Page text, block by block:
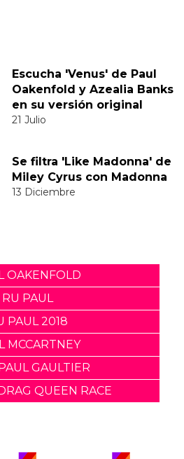
Escucha 'Venus' de Paul
Oakenfold y Azealia Banks
en su versión original
21 Julio
Se filtra 'Like Madonna' de
Miley Cyrus con Madonna
13 Diciembre
OAKENFOLD
RU PAUL
PAUL 2018
MCCARTNEY
GAULTIER
QUEEN RACE